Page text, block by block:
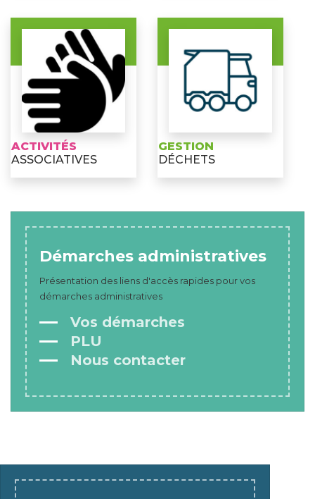
ACTIVITÉS
ASSOCIATIVES
GESTION
DÉCHETS
Démarches administratives
Présentation des liens d'accès rapides pour vos
démarches administratives
Vos démarches
PLU
Nous contacter